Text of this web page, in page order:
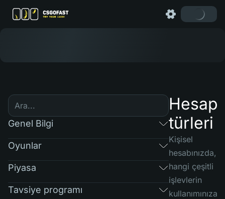
Genel Bilgi
Oyunlar
Piyasa
Tavsiye programı
Hesap
türleri
Kişisel
hesabınızda,
hangi çeşitli
işlevlerin
kullanımınıza